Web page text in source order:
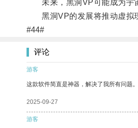
未来，黑洞VP可能成为宇宙
黑洞VP的发展将推动虚拟现
#44#
评论
游客
这款软件简直是神器，解决了我所有问题。
2025-09-27
游客